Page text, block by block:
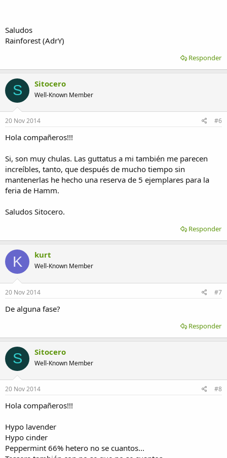
Saludos
Rainforest (AdrY)
Responder
S Sitocero
Well-Known Member
20 Nov 2014 #6
Hola compañeros!!!
Si, son muy chulas. Las guttatus a mi también me parecen
increíbles, tanto, que después de mucho tiempo sin
mantenerlas he hecho una reserva de 5 ejemplares para la
feria de Hamm.
Saludos Sitocero.
Responder
K kurt
Well-Known Member
20 Nov 2014 #7
De alguna fase?
Responder
S Sitocero
Well-Known Member
20 Nov 2014 #8
Hola compañeros!!!
Hypo lavender
Hypo cinder
Peppermint 66% hetero no se cuantos...